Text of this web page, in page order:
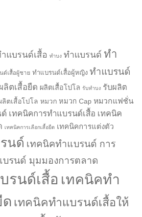
แบรนด์เสื้อ ทำบง ทำแบรนด์ ทำ
ด์เสื้อผู้ชาย ทำแบรนด์เสื้อผู้หญิง ทำแบรนด์
ลิตเสื้อยืด ผลิตเสื้อโปโล รับทำบง รับผลิต
ลิตเสื้อโปโล หมวก หมวก Cap หมวกแฟชั่น
เทคนิคการทำแบรนด์เสื้อ เทคนิค
เทคนิคการเลือกเสื้อยืด เทคนิคการแต่งตัว
นด์ เทคนิคทำแบรนด์ การ
รนด์ มุมมองการตลาด
รนด์เสื้อ เทคนิคทำ
ด เทคนิคทำแบรนด์เสื้อให้